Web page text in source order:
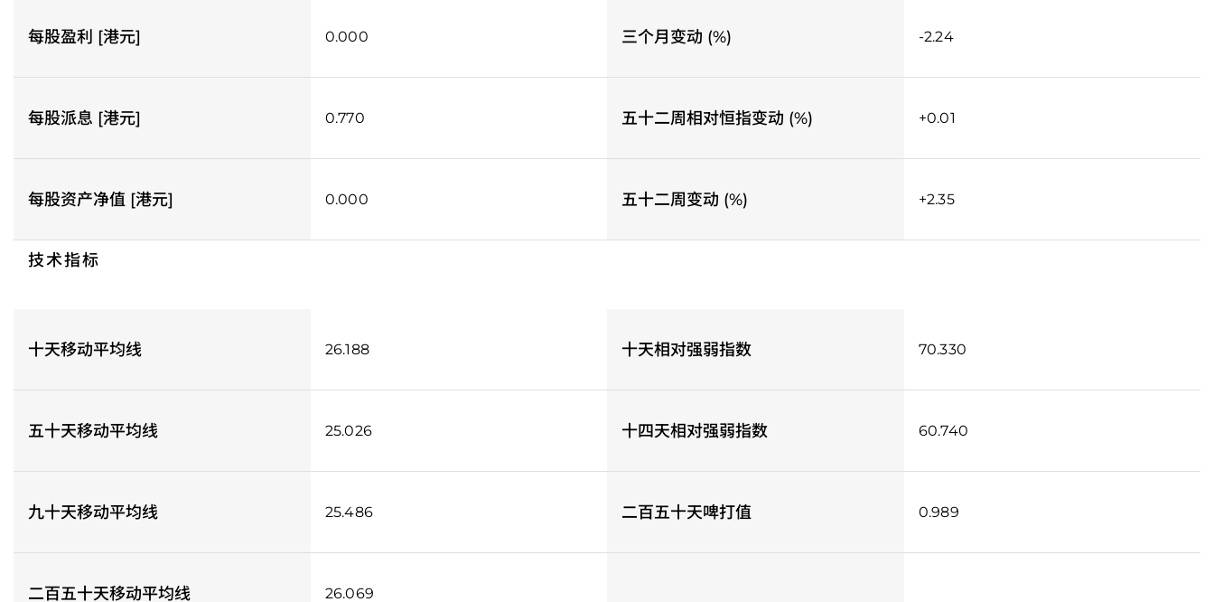
每股盈利 [港元] 0.000 三个月变动 (%) -2.24
每股派息 [港元] 0.770 五十二周相对恒指变动 (%) +0.01
每股资产净值 [港元] 0.000 五十二周变动 (%) +2.35
技术指标
十天移动平均线 26.188 十天相对强弱指数 70.330
五十天移动平均线 25.026 十四天相对强弱指数 60.740
九十天移动平均线 25.486 二百五十天啤打值 0.989
二百五十天移动平均线 26.069